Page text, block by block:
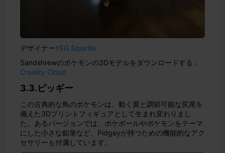
デザイナーYEG Squirtle
Sandshrewのポケモンの3Dモデルをダウンロードする：
Creality Cloud
3.3.ピッギー
この古典的な鳥のポケモンは、動く翼と調節可能な尻尾を
備えた3Dプリントフィギュアとして生まれ変わりまし
た。あるバージョンでは、ポケボールやポケモンをテーマ
にした小さな鉛筆など、Pidgeyが持つための機能的なアク
セサリーも付属しています。